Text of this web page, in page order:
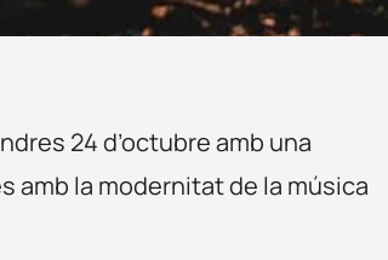
24 d’octubre amb una
amb la modernitat de la música